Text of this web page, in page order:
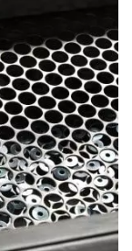
|